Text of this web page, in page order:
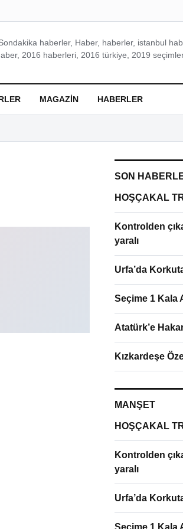
haberler, Haber, haberler, istanbul
2016 haberleri, 2016 türkiye, 2019
MAGAZIN HABERLER
SON
HOŞÇAKAL
Kontrolden
yaralı
Urfa’da
Seçime 1 Kala
Atatürk’e
Kızkardeşe
MANŞET
HOŞÇAKAL
Kontrolden
yaralı
Urfa’da
Seçime 1 Kala